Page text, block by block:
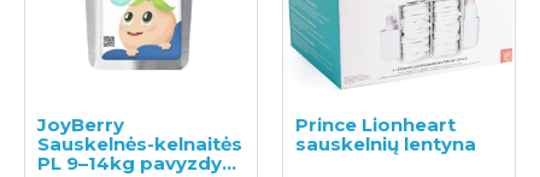
JoyBerry
Sauskelnės-kelnaitės
PL 9–14kg pavyzdys
Prince Lionheart
sauskelnių lentyna